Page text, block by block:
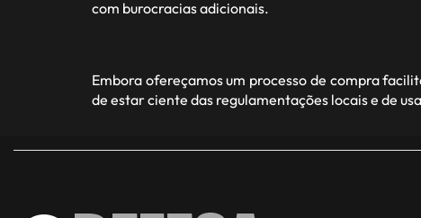
com burocracias adicionais.
Embora ofereçamos um processo de compra
de estar ciente das regulamentações locais e de